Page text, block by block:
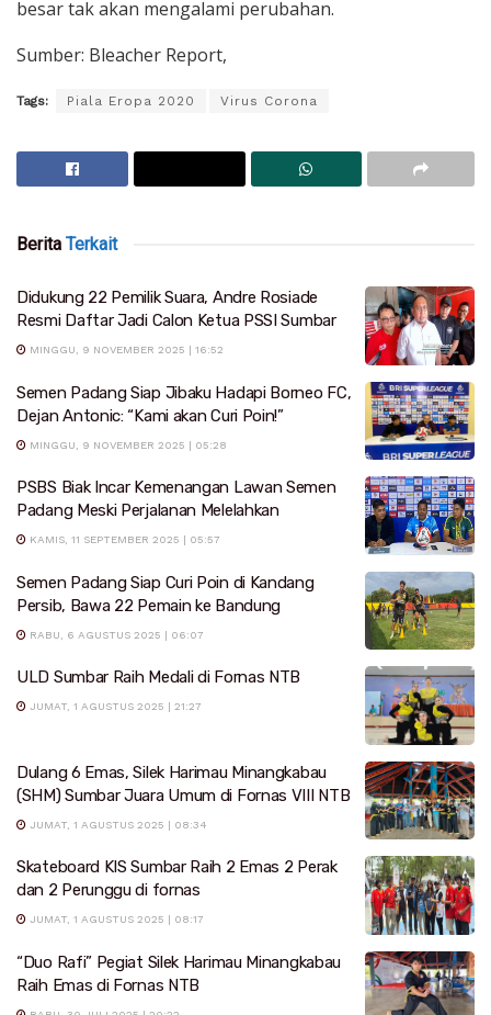
besar tak akan mengalami perubahan.
Sumber: Bleacher Report,
Tags: Piala Eropa 2020 Virus Corona
Berita Terkait
Didukung 22 Pemilik Suara, Andre Rosiade
Resmi Daftar Jadi Calon Ketua PSSI Sumbar
MINGGU, 9 NOVEMBER 2025 | 16:52
Semen Padang Siap Jibaku Hadapi Borneo FC,
Dejan Antonic: “Kami akan Curi Poin!”
MINGGU, 9 NOVEMBER 2025 | 05:28
PSBS Biak Incar Kemenangan Lawan Semen
Padang Meski Perjalanan Melelahkan
KAMIS, 11 SEPTEMBER 2025 | 05:57
Semen Padang Siap Curi Poin di Kandang
Persib, Bawa 22 Pemain ke Bandung
RABU, 6 AGUSTUS 2025 | 06:07
ULD Sumbar Raih Medali di Fornas NTB
JUMAT, 1 AGUSTUS 2025 | 21:27
Dulang 6 Emas, Silek Harimau Minangkabau
(SHM) Sumbar Juara Umum di Fornas VIII NTB
JUMAT, 1 AGUSTUS 2025 | 08:34
Skateboard KIS Sumbar Raih 2 Emas 2 Perak
dan 2 Perunggu di fornas
JUMAT, 1 AGUSTUS 2025 | 08:17
“Duo Rafi” Pegiat Silek Harimau Minangkabau
Raih Emas di Fornas NTB